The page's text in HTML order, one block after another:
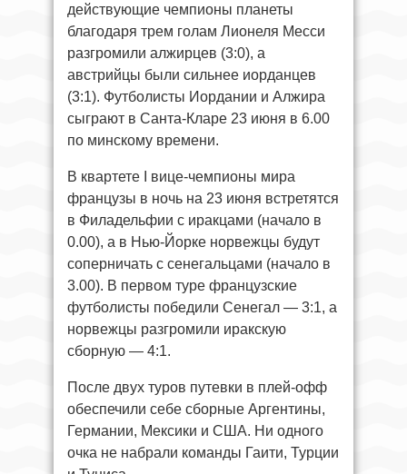
действующие чемпионы планеты
благодаря трем голам Лионеля Месси
разгромили алжирцев (3:0), а
австрийцы были сильнее иорданцев
(3:1). Футболисты Иордании и Алжира
сыграют в Санта-Кларе 23 июня в 6.00
по минскому времени.
В квартете I вице-чемпионы мира
французы в ночь на 23 июня встретятся
в Филадельфии с иракцами (начало в
0.00), а в Нью-Йорке норвежцы будут
соперничать с сенегальцами (начало в
3.00). В первом туре французские
футболисты победили Сенегал — 3:1, а
норвежцы разгромили иракскую
сборную — 4:1.
После двух туров путевки в плей-офф
обеспечили себе сборные Аргентины,
Германии, Мексики и США. Ни одного
очка не набрали команды Гаити, Турции